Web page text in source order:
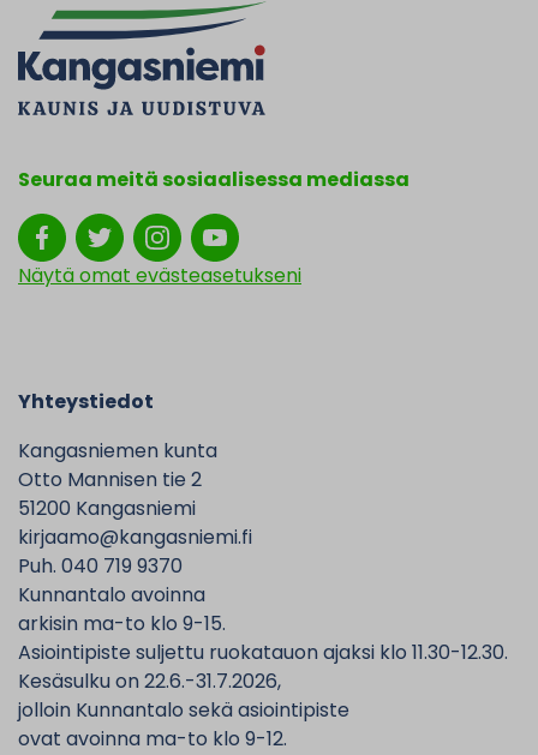
Seuraa meitä sosiaalisessa mediassa
Näytä omat evästeasetukseni
Yhteystiedot
Kangasniemen kunta
Otto Mannisen tie 2
51200 Kangasniemi
kirjaamo@kangasniemi.fi
Puh. 040 719 9370
Kunnantalo avoinna
arkisin ma-to klo 9-15.
Asiointipiste suljettu ruokatauon ajaksi klo 11.30-12.30.
Kesäsulku on 22.6.-31.7.2026,
jolloin Kunnantalo sekä asiointipiste
ovat avoinna ma-to klo 9-12.